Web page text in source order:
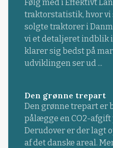
Følg med i Effektivt
traktorstatistik, hvor vi
solgte traktorer i
vi et detaljeret indblik
klarer sig bedst på
udviklingen ser ud ...
Den grønne trepart
Den grønne trepart er
pålægge en CO2-afgift
Derudover er der lagt
af det danske areal.